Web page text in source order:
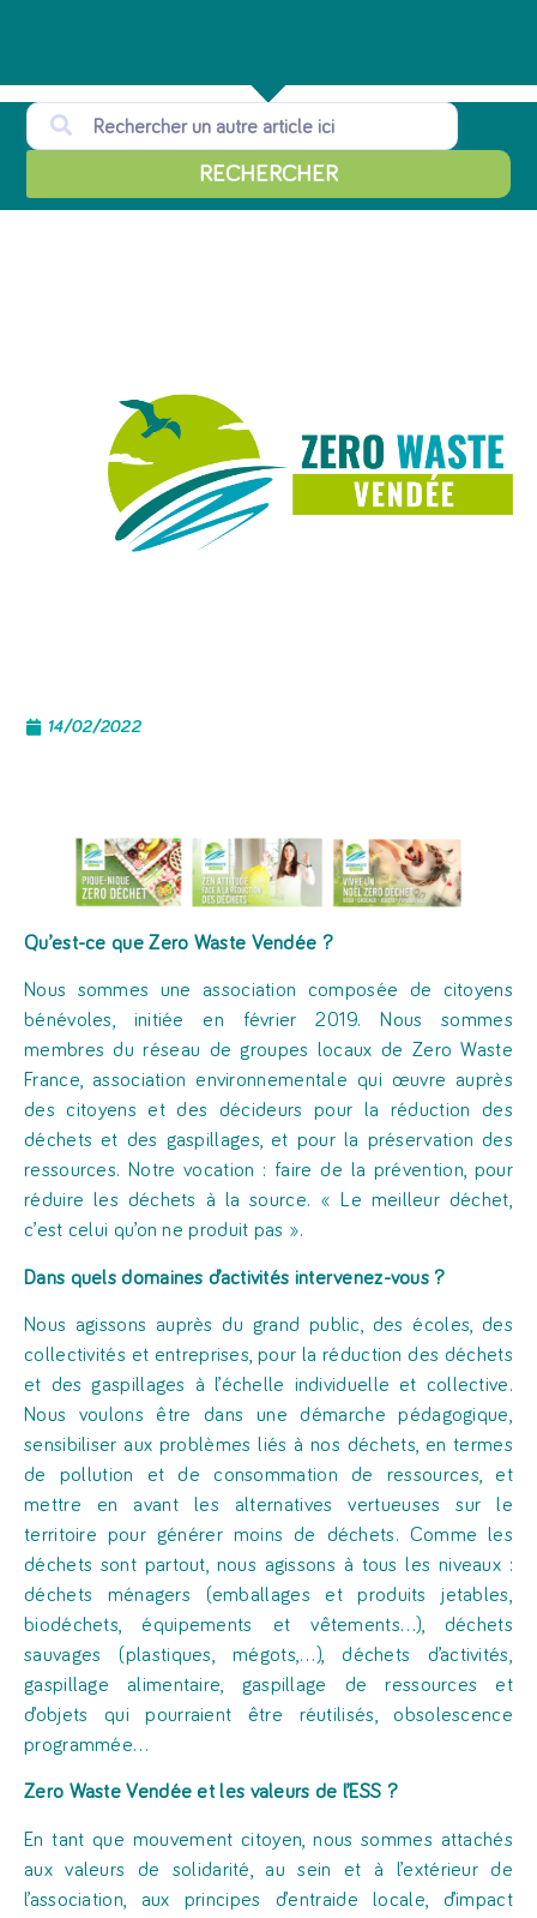
RECHERCHER
14/02/2022
Qu’est-ce que Zero Waste Vendée ?
Nous sommes une association composée de citoyens
bénévoles, initiée en février 2019. Nous sommes
membres du réseau de groupes locaux de Zero Waste
France, association environnementale qui œuvre auprès
des citoyens et des décideurs pour la réduction des
déchets et des gaspillages, et pour la préservation des
ressources. Notre vocation : faire de la prévention, pour
réduire les déchets à la source. « Le meilleur déchet,
c’est celui qu’on ne produit pas ».
Dans quels domaines d’activités intervenez-vous ?
Nous agissons auprès du grand public, des écoles, des
collectivités et entreprises, pour la réduction des déchets
et des gaspillages à l’échelle individuelle et collective.
Nous voulons être dans une démarche pédagogique,
sensibiliser aux problèmes liés à nos déchets, en termes
de pollution et de consommation de ressources, et
mettre en avant les alternatives vertueuses sur le
territoire pour générer moins de déchets. Comme les
déchets sont partout, nous agissons à tous les niveaux :
déchets ménagers (emballages et produits jetables,
biodéchets, équipements et vêtements…), déchets
sauvages (plastiques, mégots,…), déchets d’activités,
gaspillage alimentaire, gaspillage de ressources et
d’objets qui pourraient être réutilisés, obsolescence
programmée…
Zero Waste Vendée et les valeurs de l’ESS ?
En tant que mouvement citoyen, nous sommes attachés
aux valeurs de solidarité, au sein et à l’extérieur de
l’association, aux principes d’entraide locale, d’impact